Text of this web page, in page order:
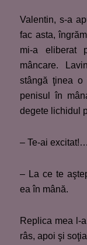
Valentin, s-a
fac asta,
mi-a eliberat
mâncare.
stângă ţinea
penisul în
degete lichidul
– Te-ai
– La ce te
ea în mână.
Replica mea l-
râs, apoi şi